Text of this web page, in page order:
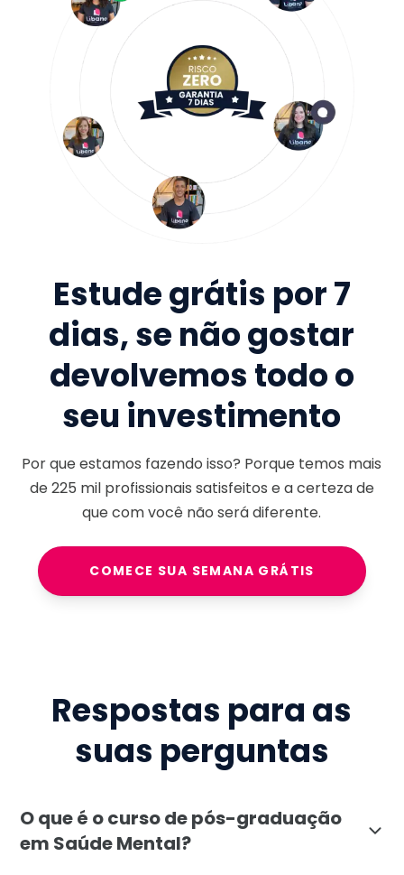
Estude grátis por 7
dias, se não gostar
devolvemos todo o
seu investimento
Por que estamos fazendo isso? Porque temos mais
de225 milprofissionais satisfeitos e a certeza de
que com você não será diferente.
COMECE SUA SEMANA GRÁTIS
Respostas para as
suas perguntas
O que é o curso de pós-graduação
em Saúde Mental?